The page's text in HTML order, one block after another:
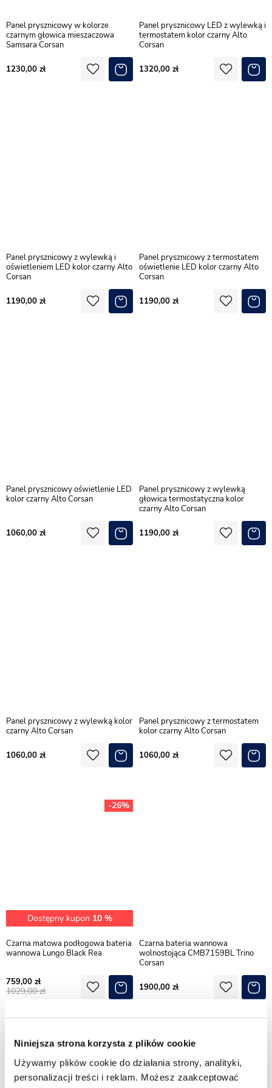
Niniejsza strona korzysta z plików cookie
Używamy plików cookie do działania strony, analityki,
personalizacji treści i reklam. Możesz zaakceptować
Panel prysznicowy w kolorze
czarnym głowica mieszaczowa
Samsara Corsan
1230,00
Panel prysznicowy LED z wylewką i
termostatem kolor czarny Alto
Corsan
1320,00
Panel prysznicowy z wylewką i
oświetleniem LED kolor czarny Alto
Corsan
1190,00
Panel prysznicowy z termostatem
oświetlenie LED kolor czarny Alto
Corsan
1190,00
Panel prysznicowy oświetlenie LED
kolor czarny Alto Corsan
1060,00
Panel prysznicowy z wylewką
głowica termostatyczna kolor
czarny Alto Corsan
1190,00
Panel prysznicowy z wylewką kolor
czarny Alto Corsan
1060,00
Panel prysznicowy z termostatem
kolor czarny Alto Corsan
1060,00
Dostępny kupon 10 %
Czarna matowa podłogowa bateria
wannowa Lungo Black Rea
759,00
1029,00
-26%
Czarna bateria wannowa
wolnostojąca CMB7159BL Trino
Corsan
1900,00
1 2 6 7